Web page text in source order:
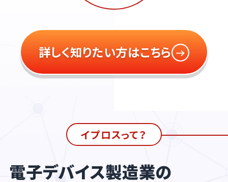
詳しく知りたい方はこちら
イプロスって？
電子デバイス製造業の